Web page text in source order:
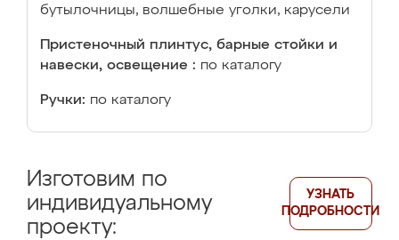
бутылочницы, волшебные уголки, карусели
Пристеночный плинтус, барные стойки и
навески, освещение : по каталогу
Ручки: по каталогу
Изготовим по
индивидуальному
проекту:
УЗНАТЬ
ПОДРОБНОСТИ